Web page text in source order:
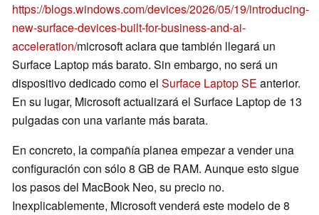
https://blogs.windows.com/devices/2026/05/19/introducing-
new-surface-devices-built-for-business-and-ai-
acceleration/microsoft aclara que también llegará un
Surface Laptop más barato. Sin embargo, no será un
dispositivo dedicado como el Surface Laptop SE anterior.
En su lugar, Microsoft actualizará el Surface Laptop de 13
pulgadas con una variante más barata.
En concreto, la compañía planea empezar a vender una
configuración con sólo 8 GB de RAM. Aunque esto sigue
los pasos del MacBook Neo, su precio no.
Inexplicablemente, Microsoft venderá este modelo de 8